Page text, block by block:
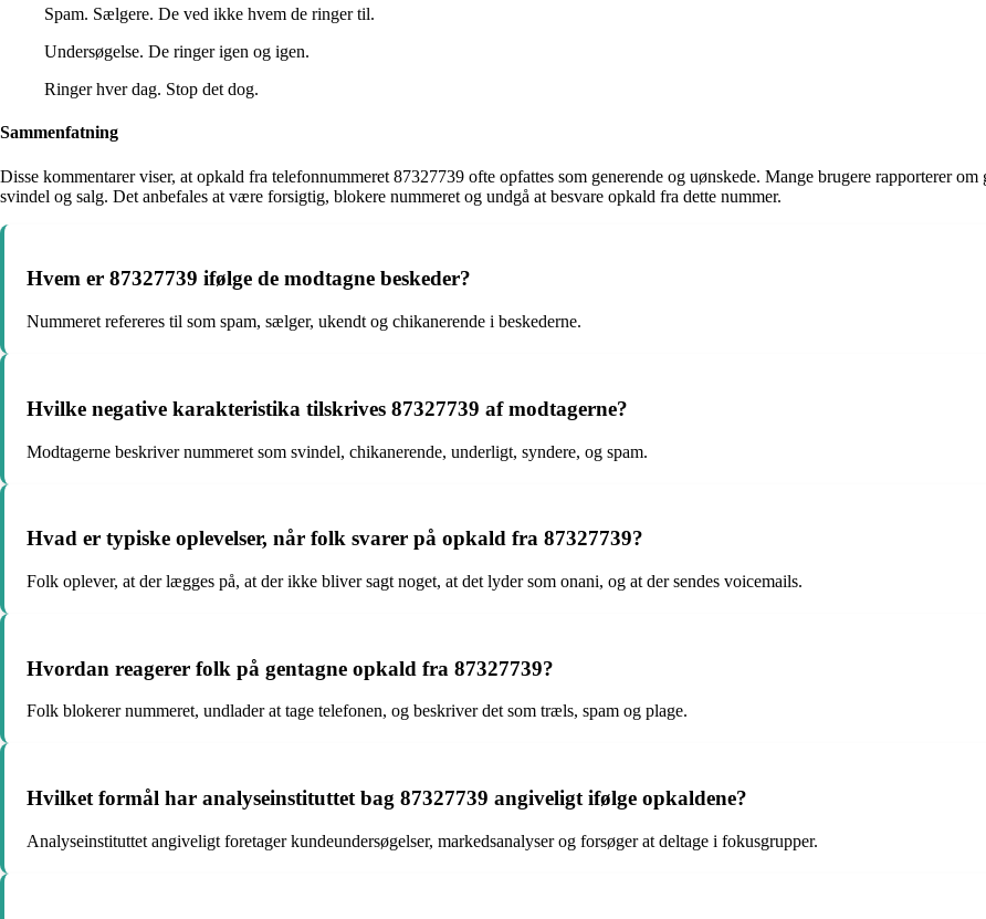
Spam. Sælgere. De ved ikke hvem de ringer til.
Undersøgelse. De ringer igen og igen.
Ringer hver dag. Stop det dog.
Sammenfatning
Disse kommentarer viser, at opkald fra telefonnummeret 87327739 ofte opfattes som generende og uønskede. Mange brugere rapporterer
svindel og salg. Det anbefales at være forsigtig, blokere nummeret og undgå at besvare opkald fra dette nummer.
Hvem er 87327739 ifølge de modtagne beskeder?
Nummeret refereres til som spam, sælger, ukendt og chikanerende i beskederne.
Hvilke negative karakteristika tilskrives 87327739 af modtagerne?
Modtagerne beskriver nummeret som svindel, chikanerende, underligt, syndere, og spam.
Hvad er typiske oplevelser, når folk svarer på opkald fra 87327739?
Folk oplever, at der lægges på, at der ikke bliver sagt noget, at det lyder som onani, og at der sendes voicemails.
Hvordan reagerer folk på gentagne opkald fra 87327739?
Folk blokerer nummeret, undlader at tage telefonen, og beskriver det som træls, spam og plage.
Hvilket formål har analyseinstituttet bag 87327739 angiveligt ifølge opkaldene?
Analyseinstituttet angiveligt foretager kundeundersøgelser, markedsanalyser og forsøger at deltage i fokusgrupper.